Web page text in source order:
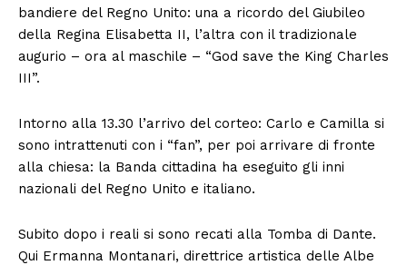
bandiere del Regno Unito: una a ricordo del Giubileo
della Regina Elisabetta II, l’altra con il tradizionale
augurio – ora al maschile – “God save the King Charles
III”.
Intorno alla 13.30 l’arrivo del corteo: Carlo e Camilla si
sono intrattenuti con i “fan”, per poi arrivare di fronte
alla chiesa: la Banda cittadina ha eseguito gli inni
nazionali del Regno Unito e italiano.
Subito dopo i reali si sono recati alla Tomba di Dante.
Qui Ermanna Montanari, direttrice artistica delle Albe